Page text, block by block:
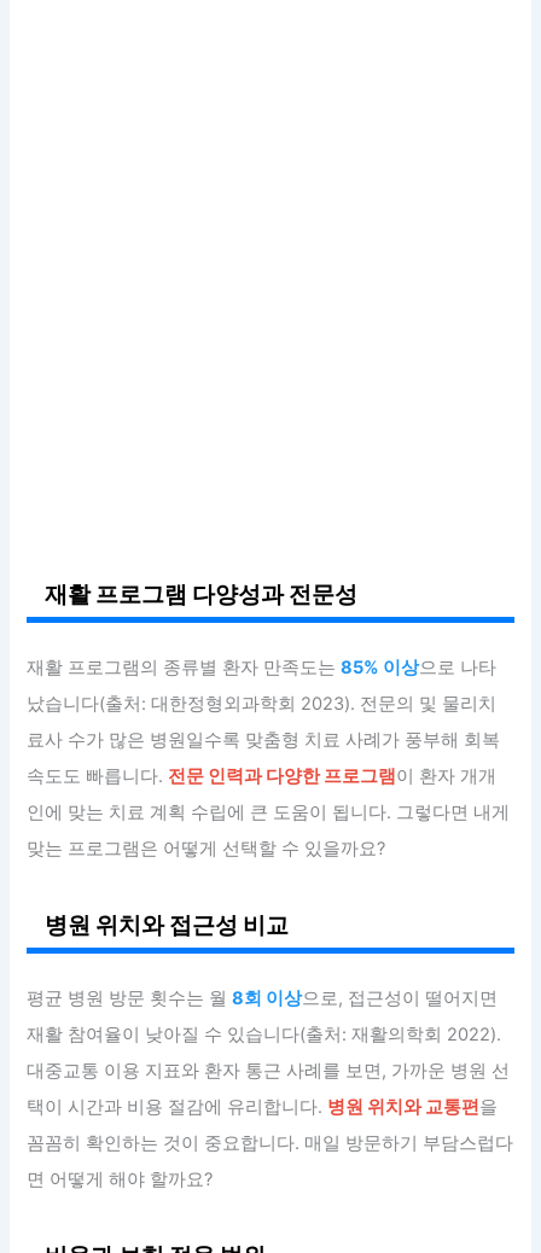
재활 프로그램 다양성과 전문성
재활 프로그램의 종류별 환자 만족도는85% 이상으로 나타
났습니다(출처: 대한정형외과학회 2023). 전문의 및 물리치
료사 수가 많은 병원일수록 맞춤형 치료 사례가 풍부해 회복
속도도 빠릅니다. 전문 인력과 다양한 프로그램이 환자 개개
인에 맞는 치료 계획 수립에 큰 도움이 됩니다. 그렇다면 내게
맞는 프로그램은 어떻게 선택할 수 있을까요?
병원 위치와 접근성 비교
평균 병원 방문 횟수는 월8회 이상으로, 접근성이 떨어지면
재활 참여율이 낮아질 수 있습니다(출처: 재활의학회 2022).
대중교통 이용 지표와 환자 통근 사례를 보면, 가까운 병원 선
택이 시간과 비용 절감에 유리합니다. 병원 위치와 교통편을
꼼꼼히 확인하는 것이 중요합니다. 매일 방문하기 부담스럽다
면 어떻게 해야 할까요?